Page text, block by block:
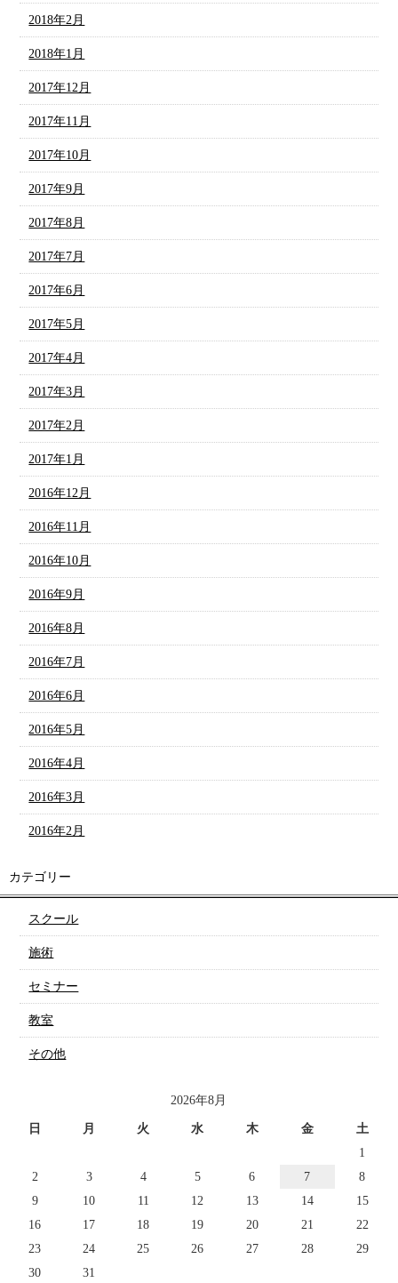
2018年2月
2018年1月
2017年12月
2017年11月
2017年10月
2017年9月
2017年8月
2017年7月
2017年6月
2017年5月
2017年4月
2017年3月
2017年2月
2017年1月
2016年12月
2016年11月
2016年10月
2016年9月
2016年8月
2016年7月
2016年6月
2016年5月
2016年4月
2016年3月
2016年2月
カテゴリー
スクール
施術
セミナー
教室
その他
2026年8月
日 月 火 水 木 金
土
1
2
3 4 5 6 7
8
9
10 11 12 13 14
15
16
17 18 19 20 21
22
23
24 25 26 27 28
29
30
31